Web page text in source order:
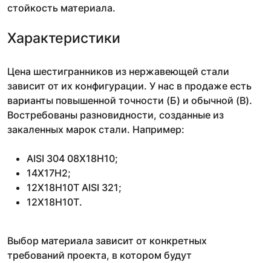
стойкость материала.
Характеристики
Цена шестигранников из нержавеющей стали
зависит от их конфигурации. У нас в продаже есть
варианты повышенной точности (Б) и обычной (В).
Востребованы разновидности, созданные из
закаленных марок стали. Например:
AISI 304 08Х18Н10;
14Х17Н2;
12Х18Н10Т AISI 321;
12Х18Н10Т.
Выбор материала зависит от конкретных
требований проекта, в котором будут